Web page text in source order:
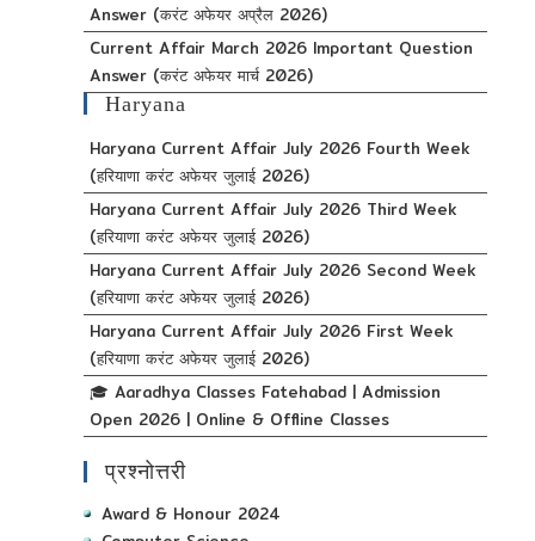
Answer (करंट अफेयर अप्रैल 2026)
Current Affair March 2026 Important Question
Answer (करंट अफेयर मार्च 2026)
Haryana
Haryana Current Affair July 2026 Fourth Week
(हरियाणा करंट अफेयर जुलाई 2026)
Haryana Current Affair July 2026 Third Week
(हरियाणा करंट अफेयर जुलाई 2026)
Haryana Current Affair July 2026 Second Week
(हरियाणा करंट अफेयर जुलाई 2026)
Haryana Current Affair July 2026 First Week
(हरियाणा करंट अफेयर जुलाई 2026)
🎓 Aaradhya Classes Fatehabad | Admission
Open 2026 | Online & Offline Classes
प्रश्नोत्तरी
Award & Honour 2024